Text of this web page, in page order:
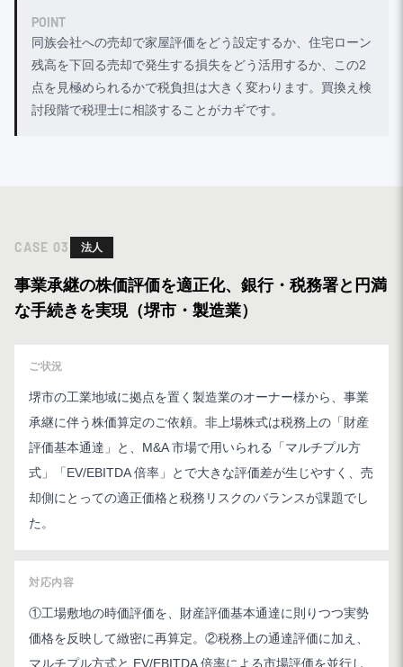
POINT
同族会社への売却で家屋評価をどう設定するか、住宅ローン
残高を下回る売却で発生する損失をどう活用するか、この2
点を見極められるかで税負担は大きく変わります。買換え検
討段階で税理士に相談することがカギです。
CASE 03 法人
事業承継の株価評価を適正化、銀行・税務署と円満
な手続きを実現（堺市・製造業）
ご状況
堺市の工業地域に拠点を置く製造業のオーナー様から、事業
承継に伴う株価算定のご依頼。非上場株式は税務上の「財産
評価基本通達」と、M&A 市場で用いられる「マルチプル方
式」「EV/EBITDA 倍率」とで大きな評価差が生じやすく、売
却側にとっての適正価格と税務リスクのバランスが課題でし
た。
対応内容
①工場敷地の時価評価を、財産評価基本通達に則りつつ実勢
価格を反映して緻密に再算定。②税務上の通達評価に加え、
マルチプル方式と EV/EBITDA 倍率による市場評価を並行し